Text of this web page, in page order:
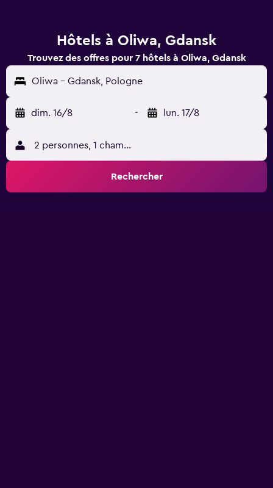
Hôtels à Oliwa, Gdansk
Trouvez des offres pour 7 hôtels à Oliwa, Gdansk
Oliwa - Gdansk, Pologne
dim. 16/8 - lun. 17/8
2 personnes, 1 chambre
Rechercher